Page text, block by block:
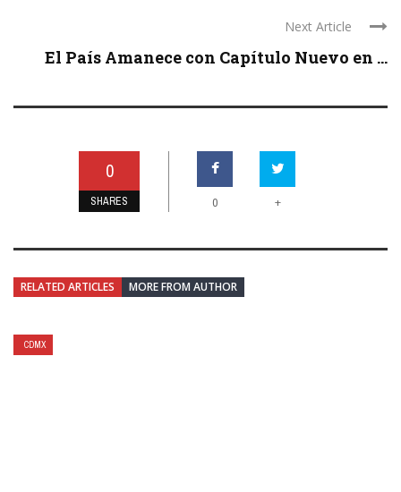
Next Article
El País Amanece con Capítulo Nuevo en ...
0
SHARES 0 +
RELATED ARTICLES MORE FROM AUTHOR
CDMX